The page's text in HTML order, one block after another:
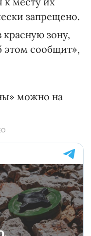
запрещено.
зону,
этом сообщит»,
можно на